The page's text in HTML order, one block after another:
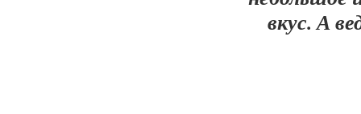
вкус. А